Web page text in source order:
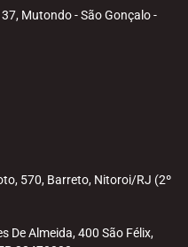
Mutondo - São Gonçalo -
570, Barreto, Nitoroi/RJ (2º
De Almeida, 400 São Félix,